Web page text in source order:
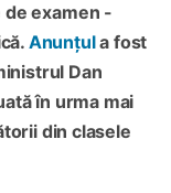
examen -
Anunțula fost
Dan
în urma mai
din clasele